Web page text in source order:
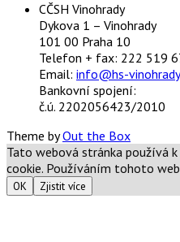
CČSH Vinohrady
Dykova 1 – Vinohrady
101 00 Praha 10
Telefon + fax: 222 519
Email: info@hs-
Bankovní spojení:
č.ú. 2202056423/2010
Theme byOut the Box
Tato webová stránka používá
cookie. Používáním tohoto
OK Zjistit více